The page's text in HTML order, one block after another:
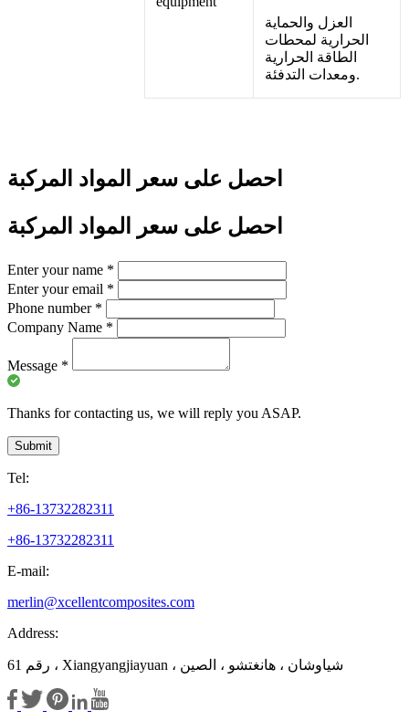
العزل والحماية
الحرارية لمحطات
الطاقة الحرارية
ومعدات التدفئة.
احصل على سعر المواد المركبة
احصل على سعر المواد المركبة
Enter your name *
Enter your email *
Phone number *
Company Name *
Message *
Thanks for contacting us, we will reply you ASAP.
Submit
Tel:
+86-13732282311
+86-13732282311
E-mail:
merlin@xcellentcomposites.com
Address:
رقم 61 ، Xiangyangjiayuan ، شياوشان ، هانغتشو ، الصين